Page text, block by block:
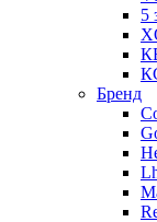
5
Бренд